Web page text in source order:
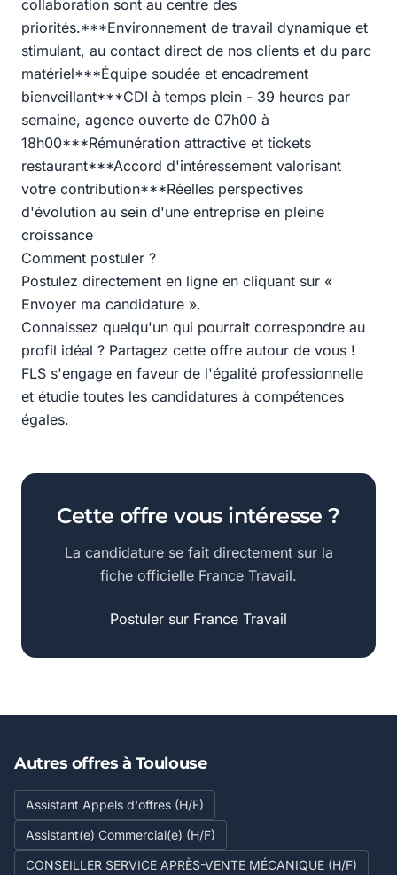
collaboration sont au centre des
priorités.***Environnement de travail dynamique et
stimulant, au contact direct de nos clients et du parc
matériel***Équipe soudée et encadrement
bienveillant***CDI à temps plein - 39 heures par
semaine, agence ouverte de 07h00 à
18h00***Rémunération attractive et tickets
restaurant***Accord d'intéressement valorisant
votre contribution***Réelles perspectives
d'évolution au sein d'une entreprise en pleine
croissance
Comment postuler ?
Postulez directement en ligne en cliquant sur «
Envoyer ma candidature ».
Connaissez quelqu'un qui pourrait correspondre au
profil idéal ? Partagez cette offre autour de vous !
FLS s'engage en faveur de l'égalité professionnelle
et étudie toutes les candidatures à compétences
égales.
Cette offre vous intéresse ?
La candidature se fait directement sur la
fiche officielle France Travail.
Postuler sur France Travail
Autres offres à Toulouse
Assistant Appels d'offres (H/F)
Assistant(e) Commercial(e) (H/F)
CONSEILLER SERVICE APRÈS-VENTE MÉCANIQUE (H/F)